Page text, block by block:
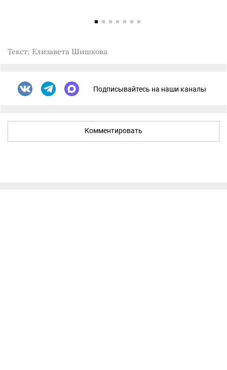
Текст: Елизавета Шишкова
Подписывайтесь на наши каналы
Комментировать